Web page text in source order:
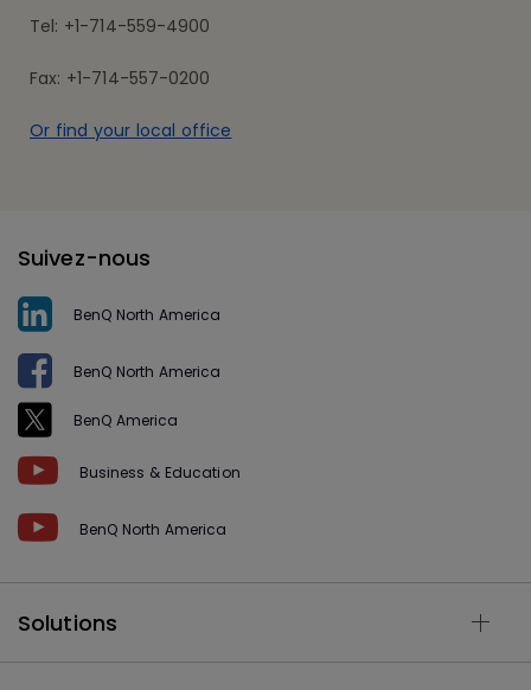
Tel: +1-714-559-4900
Fax: +1-714-557-0200
Or find your local office
Suivez-nous
BenQ North America
BenQ North America
BenQ America
Business & Education
BenQ North America
Solutions